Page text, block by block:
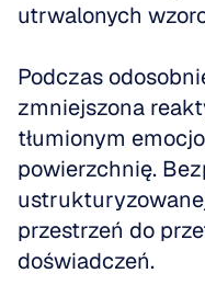
utrwalonych
Podczas
zmniejszona
tłumionym
powierzchnię.
przestrzeń do
doświadczeń.